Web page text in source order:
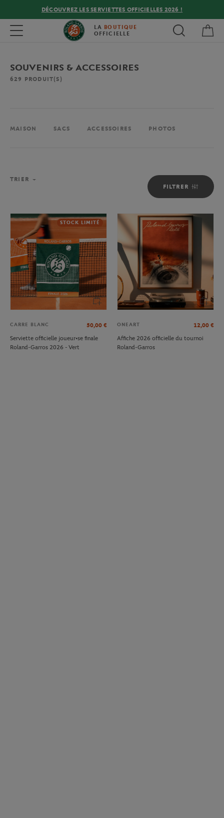
DÉCOUVREZ LES SERVIETTES OFFICIELLES 2026 !
Toggle navigation LA BOUTIQUE
OFFICIELLE
SOUVENIRS & ACCESSOIRES
629 PRODUIT(S)
MAISON SACS ACCESSOIRES PHOTOS
FILTRER
TRIER
STOCK LIMITÉ
CARRE BLANC 50,00 €
Serviette officielle joueur•se finale
Roland-Garros 2026 - Vert
ONEART 12,00 €
Affiche 2026 officielle du tournoi
Roland-Garros